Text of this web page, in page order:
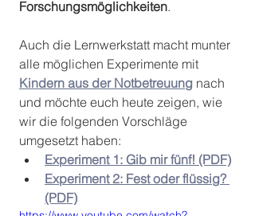
Forschungsmöglichkeiten.
Auch die Lernwerkstatt macht munter
alle möglichen Experimente mit
Kindern aus der Notbetreuung nach
und möchte euch heute zeigen, wie
wir die folgenden Vorschläge
umgesetzt haben:
Experiment 1: Gib mir fünf! (PDF)
Experiment 2: Fest oder flüssig?
(PDF)